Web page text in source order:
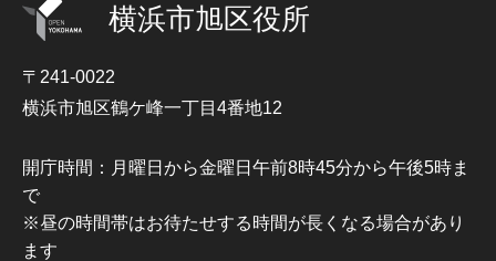
横浜市旭区役所
〒241-0022
横浜市旭区鶴ケ峰一丁目4番地12
開庁時間：月曜日から金曜日午前8時45分から午後5時ま
で
※昼の時間帯はお待たせする時間が長くなる場合があり
ます